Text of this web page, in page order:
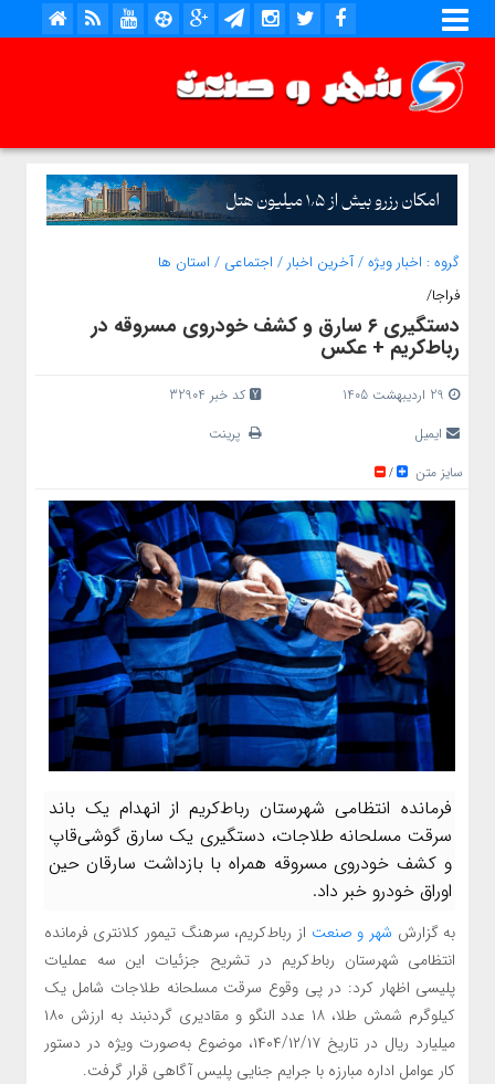
گروه : اخبار ویژه/آخرین اخبار / اجتماعی / استان ها
فراجا/
دستگیری ۶ سارق و کشف خودروی مسروقه در
رباط‌کریم + عکس
29 اردیبهشت 1405
کد خبر 32904
ایمیل
پرینت
سایز متن
/
فرمانده انتظامی شهرستان رباط‌کریم از انهدام یک باند
سرقت مسلحانه طلاجات، دستگیری یک سارق گوشی‌قاپ
و کشف خودروی مسروقه همراه با بازداشت سارقان حین
اوراق خودرو خبر داد.
به گزارش شهر و صنعت از رباط‌کریم، سرهنگ تیمور کلانتری فرمانده
انتظامی شهرستان رباط‌کریم در تشریح جزئیات این سه عملیات
پلیسی اظهار کرد: در پی وقوع سرقت مسلحانه طلاجات شامل یک
کیلوگرم شمش طلا، ۱۸ عدد النگو و مقادیری گردنبند به ارزش ۱۸۰
میلیارد ریال در تاریخ ۱۴۰۴/۱۲/۱۷، موضوع به‌صورت ویژه در دستور
کار عوامل اداره مبارزه با جرایم جنایی پلیس آگاهی قرار گرفت.